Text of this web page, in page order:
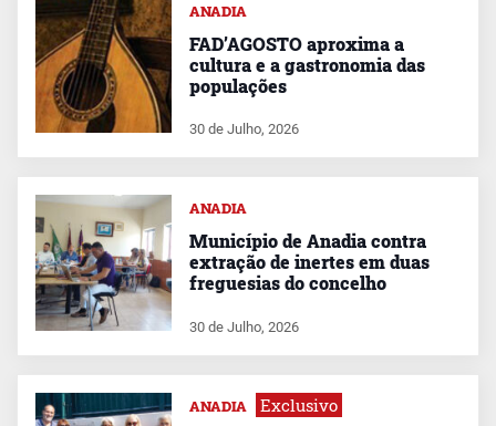
ANADIA
FAD’AGOSTO aproxima a
cultura e a gastronomia das
populações
30 de Julho, 2026
ANADIA
Município de Anadia contra
extração de inertes em duas
freguesias do concelho
30 de Julho, 2026
ANADIA Exclusivo